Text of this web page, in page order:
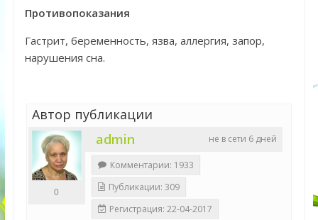
Противопоказания
Гастрит, беременность, язва, аллергия, запор,
нарушения сна.
Автор публикации
не в сети 6 дней
admin
0
Комментарии: 1933
Публикации: 309
Регистрация: 22-04-2017